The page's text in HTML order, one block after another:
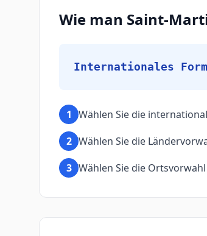
Wie man Saint-
Internationales
1 Wählen Sie die
2 Wählen Sie die
3 Wählen Sie die